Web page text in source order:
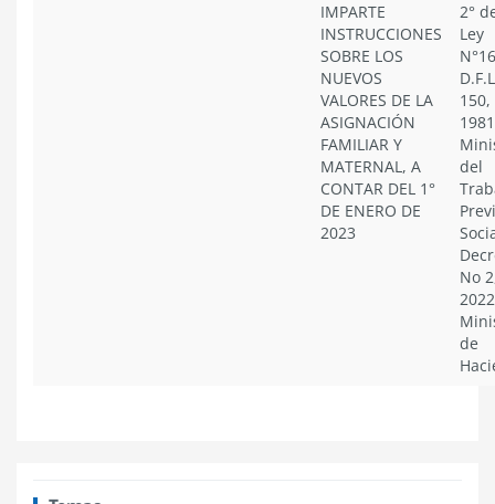
IMPARTE
INSTRUCCIONES
SOBRE LOS
NUEVOS
VALORES DE LA
ASIGNACIÓN
FAMILIAR Y
MATERNAL, A
CONTAR DEL 1°
DE ENERO DE
2023
2°
Ley
del
No
de